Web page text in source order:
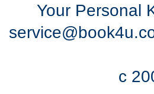
Your Personal
c